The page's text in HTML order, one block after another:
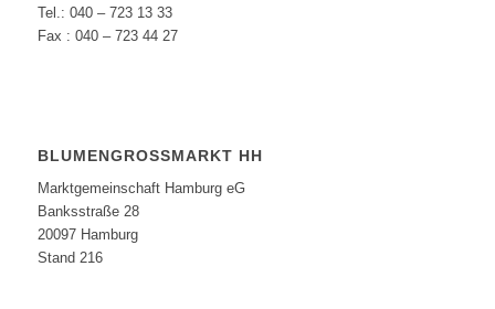
Tel.: 040 – 723 13 33
Fax : 040 – 723 44 27
BLUMENGROSSMARKT HH
Marktgemeinschaft Hamburg eG
Banksstraße 28
20097 Hamburg
Stand 216